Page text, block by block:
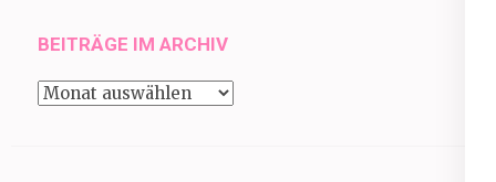
BEITRÄGE IM ARCHIV
Beiträge